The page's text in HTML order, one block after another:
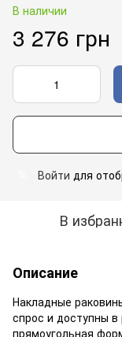
В наличии
3 276 грн
Войти для
В
Описание
Накладные
спрос и доступны
прямоугольная